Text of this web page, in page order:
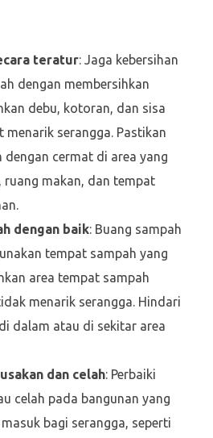
teratur: Jaga kebersihan
dengan membersihkan
debu, kotoran, dan sisa
menarik serangga. Pastikan
dengan cermat di area yang
ruang makan, dan tempat
dengan baik: Buang sampah
tempat sampah yang
area tempat sampah
menarik serangga. Hindari
dalam atau di sekitar area
dan celah: Perbaiki
celah pada bangunan yang
bagi serangga, seperti